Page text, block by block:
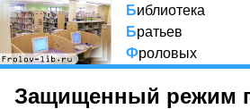
Библиотека
Братьев
Фроловых
Защищенный режим